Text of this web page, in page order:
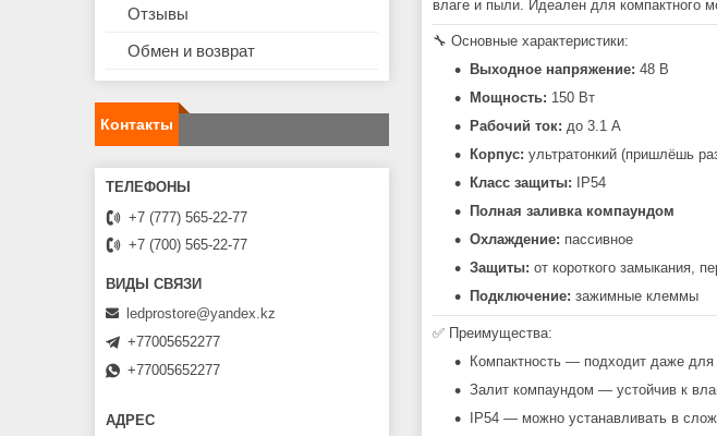
влаге и пыли. Идеален для компактного
🔧 Основные характеристики:
Выходное напряжение: 48 В
Мощность: 150 Вт
Рабочий ток: до 3.1 А
Корпус: ультратонкий (пришлёшь
Класс защиты: IP54
Полная заливка компаундом
Охлаждение: пассивное
Защиты: от короткого замыкания,
Подключение: зажимные клеммы
✅ Преимущества:
Компактность — подходит даже для
Залит компаундом — устойчив к
IP54 — можно устанавливать в
Отзывы
Обмен и возврат
Контакты
+7 (777) 565-22-77
+7 (700) 565-22-77
ledprostore@yandex.kz
+77005652277
+77005652277